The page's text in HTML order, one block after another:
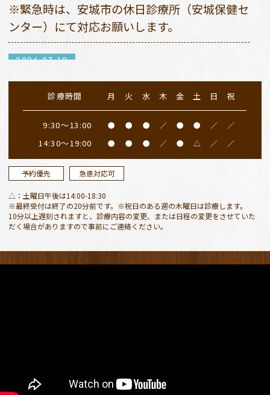
※緊急時は、安城市の休日診療所（安城保健セ
ンター）にて対応お願いします。
2026.07.19
７月２０日（月）は祝日のため、休診日となり
振替診療は２３日（木）９：３０〜１３：００
となります。午後は私用のため休診とさせてい
ご迷惑おかけしますがよろしくお願いします。
2026.04.27
４月２９日、５月３〜６日が休診日
４月３０日（木）、５月７日（木）は振替診療
診療時間 月 火 水 木 金 土 日 祝
9:30～13:00 ● ● ● ／ ● ● ／ ／
14:30～19:00 ● ● ● ／ ● △ ／ ／
予約優先 急患対応可
△：土曜日午後は14:00-18:30
※最終受付は終了の20分前です。※祝日のある週の木曜日は診療します。
10分以上遅刻されますと、診療内容の変更、または日程の変更をさせていた
だく場合がありますので事前にご連絡ください。